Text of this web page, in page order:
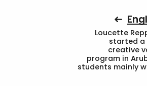
Loucette
started a
creative
program in
students mainly